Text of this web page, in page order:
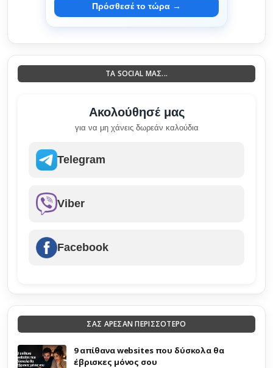
Πρόσθεσέ το τώρα →
ΤΑ SOCIAL ΜΑΣ...
Ακολούθησέ μας
για να μη χάνεις δωρεάν καλούδια
Telegram
Viber
Facebook
ΣΑΣ ΑΡΕΣΑΝ ΠΕΡΙΣΣΟΤΕΡΟ
9 απίθανα websites που δύσκολα θα
έβρισκες μόνος σου